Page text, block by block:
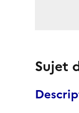
Sujet